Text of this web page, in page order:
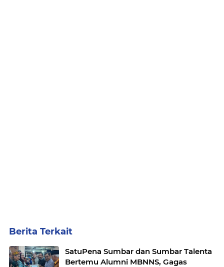
Berita Terkait
SatuPena Sumbar dan Sumbar Talenta
Bertemu Alumni MBNNS, Gagas